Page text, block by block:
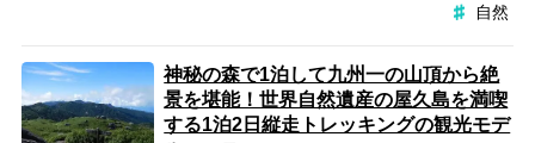
自然
神秘の森で1泊して九州一の山頂から絶
景を堪能！世界自然遺産の屋久島を満喫
する1泊2日縦走トレッキングの観光モデ